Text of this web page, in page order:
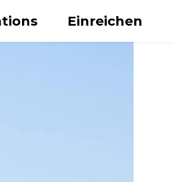
Einreichen